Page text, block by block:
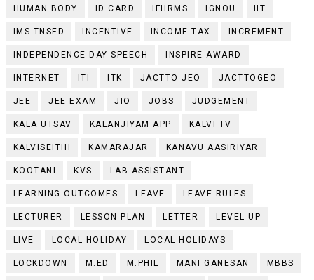
HUMAN BODY ID CARD IFHRMS IGNOU IIT
IMS.TNSED INCENTIVE INCOME TAX INCREMENT
INDEPENDENCE DAY SPEECH INSPIRE AWARD
INTERNET ITI ITK JACTTO JEO JACTTOGEO
JEE JEE EXAM JIO JOBS JUDGEMENT
KALA UTSAV KALANJIYAM APP KALVI TV
KALVISEITHI KAMARAJAR KANAVU AASIRIYAR
KOOTANI KVS LAB ASSISTANT
LEARNING OUTCOMES LEAVE LEAVE RULES
LECTURER LESSON PLAN LETTER LEVEL UP
LIVE LOCAL HOLIDAY LOCAL HOLIDAYS
LOCKDOWN M.ED M.PHIL MANI GANESAN MBBS